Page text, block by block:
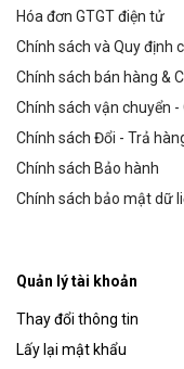
Hóa đơn GTGT điện tử
Chính sách và Quy định
Chính sách bán hàng &
Chính sách vận chuyển -
Chính sách Đổi - Trả
Chính sách Bảo hành
Chính sách bảo mật dữ
Quản lý tài khoản
Thay đổi thông tin
Lấy lại mật khẩu